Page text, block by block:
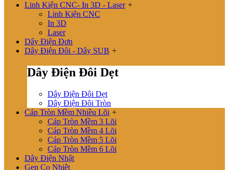
Linh Kiện CNC- In 3D - Laser +
Linh Kiện CNC
In 3D
Laser
Dây Điện Đơn
Dây Điện Đôi - Dây SUB +
Dây Điện Đôi Dẹt
Dây Điện Đôi Dẹt
Dây Điện Đôi Tròn
Cáp Tròn Mềm Nhiều Lõi +
Cáp Tròn Mềm 3 Lõi
Cáp Tròn Mềm 4 Lõi
Cáp Tròn Mềm 5 Lõi
Cáp Tròn Mềm 6 Lõi
Dây Điện Nhật
Gen Co Nhiệt